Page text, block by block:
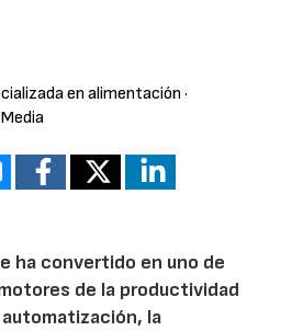
en alimentación ·
ha convertido en uno de
de la productividad
la